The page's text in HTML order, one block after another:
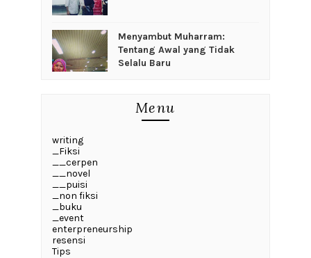
Menyambut Muharram:
Tentang Awal yang Tidak
Selalu Baru
Menu
writing
_Fiksi
__cerpen
__novel
__puisi
_non fiksi
_buku
_event
enterpreneurship
resensi
Tips